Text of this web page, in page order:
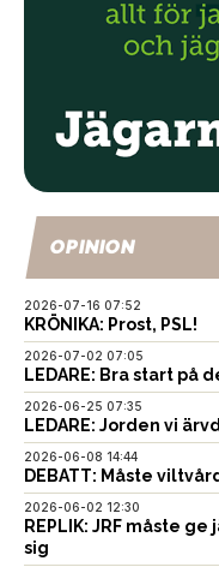
OPINION
2026-07-16 07:52
KRÖNIKA: Prost, PSL!
2026-07-02 07:05
LEDARE: Bra start på
2026-06-25 07:35
LEDARE: Jorden vi
2026-06-08 14:44
DEBATT: Måste
2026-06-02 12:30
REPLIK: JRF måste
sig